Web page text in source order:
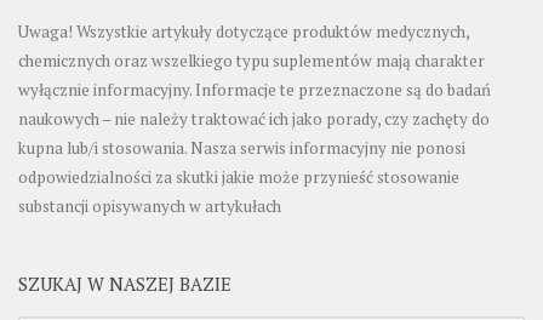
Uwaga! Wszystkie artykuły dotyczące produktów medycznych,
chemicznych oraz wszelkiego typu suplementów mają charakter
wyłącznie informacyjny. Informacje te przeznaczone są do badań
naukowych – nie należy traktować ich jako porady, czy zachęty do
kupna lub/i stosowania. Nasza serwis informacyjny nie ponosi
odpowiedzialności za skutki jakie może przynieść stosowanie
substancji opisywanych w artykułach
SZUKAJ W NASZEJ BAZIE